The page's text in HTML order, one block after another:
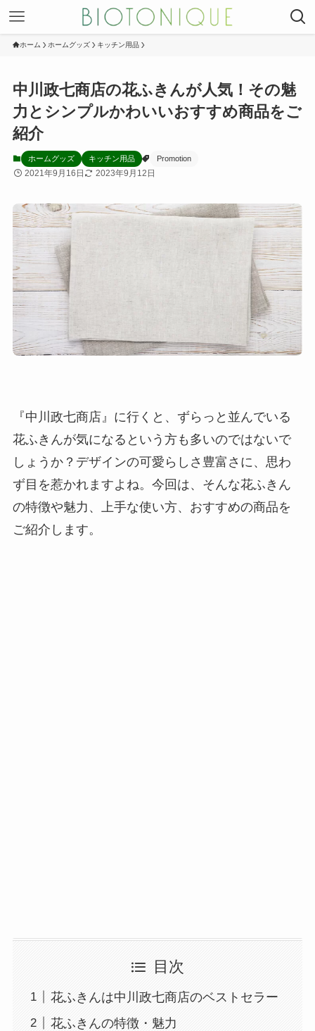
ホーム ホームグッズ キッチン用品
中川政七商店の花ふきんが人気！その魅
力とシンプルかわいいおすすめ商品をご
紹介
ホームグッズ キッチン用品 Promotion
2021年9月16日 2023年9月12日
『中川政七商店』に行くと、ずらっと並んでいる
花ふきんが気になるという方も多いのではないで
しょうか？デザインの可愛らしさ豊富さに、思わ
ず目を惹かれますよね。今回は、そんな花ふきん
の特徴や魅力、上手な使い方、おすすめの商品を
ご紹介します。
目次
花ふきんは中川政七商店のベストセラー
花ふきんの特徴・魅力